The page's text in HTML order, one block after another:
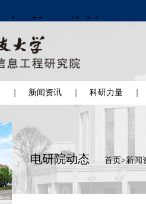
新闻资讯 科研力量
电研院动态 首页>新闻